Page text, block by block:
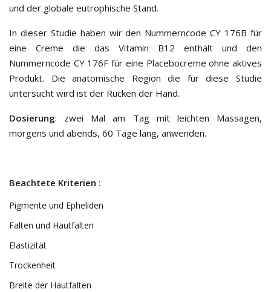
und der globale eutrophische Stand.
In dieser Studie haben wir den Nummerncode CY 176B für
eine Creme die das Vitamin B12 enthält und den
Nummerncode CY 176F für eine Placebocreme ohne aktives
Produkt. Die anatomische Region die für diese Studie
untersucht wird ist der Rücken der Hand.
Dosierung: zwei Mal am Tag mit leichten Massagen,
morgens und abends, 60 Tage lang, anwenden.
Beachtete Kriterien :
Pigmente und Epheliden
Falten und Hautfalten
Elastizität
Trockenheit
Breite der Hautfalten